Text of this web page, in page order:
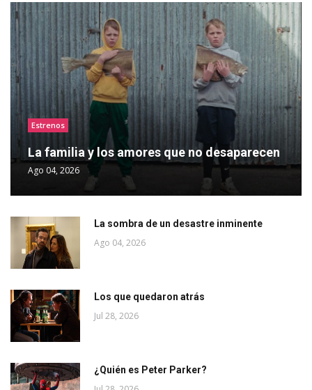
Estrenos
La familia y los amores que no desaparecen
Ago 04, 2026
La sombra de un desastre inminente
Ago 04, 2026
Los que quedaron atrás
Jul 28, 2026
¿Quién es Peter Parker?